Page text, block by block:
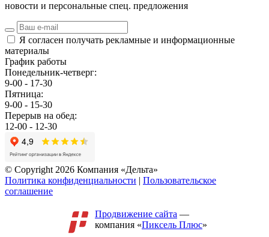
новости и персональные спец. предложения
Я согласен получать рекламные и информационные
материалы
График работы
Понедельник-четверг:
9-00 - 17-30
Пятница:
9-00 - 15-30
Перерыв на обед:
12-00 - 12-30
© Copyright 2026 Компания «Дельта»
Политика конфиденциальности | Пользовательское
соглашение
Продвижение сайта —
компания «Пиксель Плюс»